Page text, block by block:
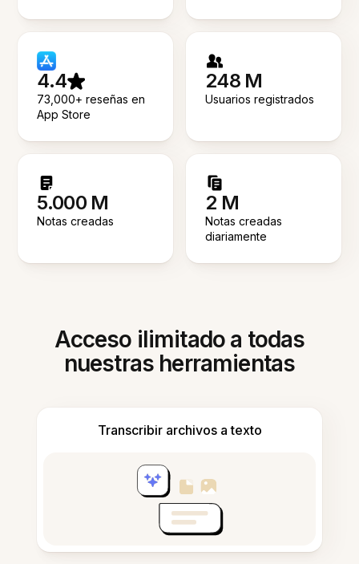
4.4
73,000+ reseñas en
App Store
248 M
Usuarios registrados
5.000 M
Notas creadas
2 M
Notas creadas
diariamente
Acceso ilimitado a todas
nuestras herramientas
Transcribir archivos a texto